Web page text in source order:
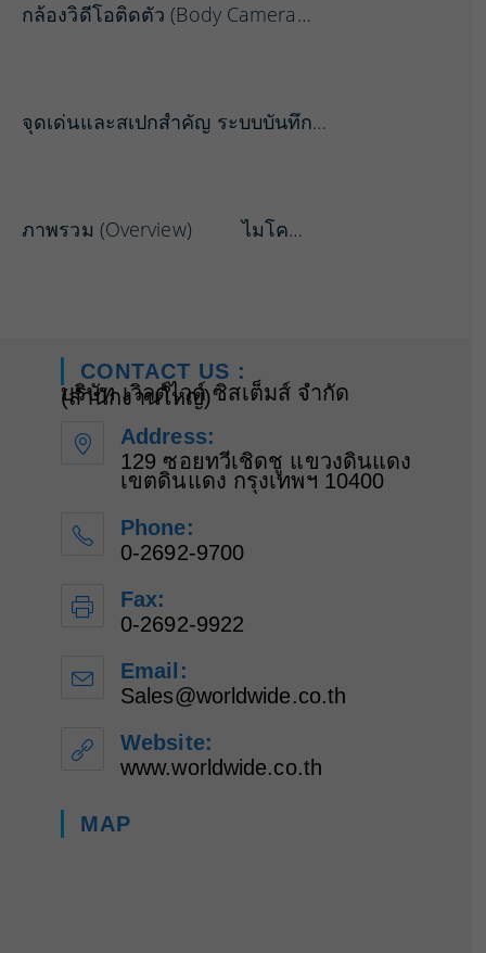
กล้องวิดีโอติดตัว (Body Camera…
จุดเด่นและสเปกสำคัญ ระบบบันทึก…
ภาพรวม (Overview) ไมโค…
CONTACT US :
บริษัท เวิลด์ไวด์ ซิสเต็มส์ จำกัด
(สำนักงานใหญ่)
Address:
129 ซอยทวีเชิดชู แขวงดินแดง
เขตดินแดง กรุงเทพฯ 10400
Phone:
0-2692-9700
Fax:
0-2692-9922
Email:
Sales@worldwide.co.th
Website:
www.worldwide.co.th
MAP